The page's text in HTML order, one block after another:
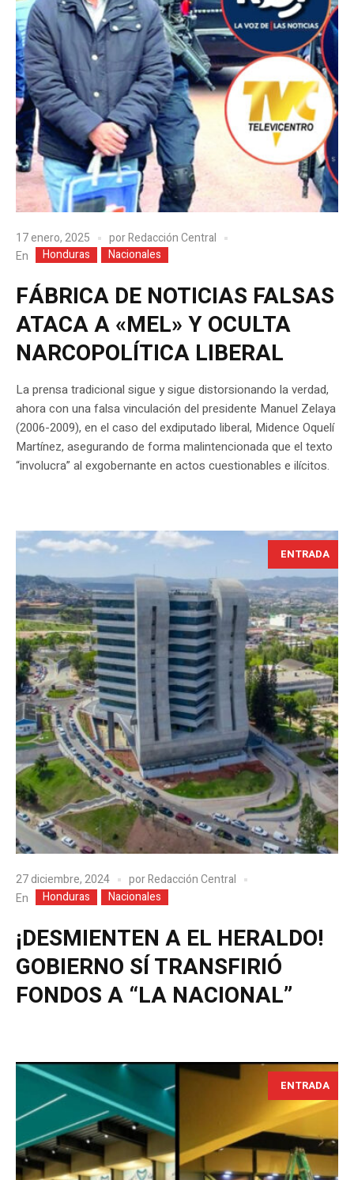
17 enero, 2025 porRedacción Central
En
Honduras Nacionales
FÁBRICA DE NOTICIAS FALSAS
ATACA A «MEL» Y OCULTA
NARCOPOLÍTICA LIBERAL
La prensa tradicional sigue y sigue distorsionando la verdad,
ahora con una falsa vinculación del presidente Manuel Zelaya
(2006-2009), en el caso del exdiputado liberal, Midence Oquelí
Martínez, asegurando de forma malintencionada que el texto
“involucra” al exgobernante en actos cuestionables e ilícitos.
ENTRADA
27 diciembre, 2024 porRedacción Central
En
Honduras Nacionales
¡DESMIENTEN A EL HERALDO!
GOBIERNO SÍ TRANSFIRIÓ
FONDOS A “LA NACIONAL”
ENTRADA